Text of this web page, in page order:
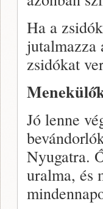
Ha a
jutalmazza
zsidókat
Jó lenne
Nyugatra.
uralma, és